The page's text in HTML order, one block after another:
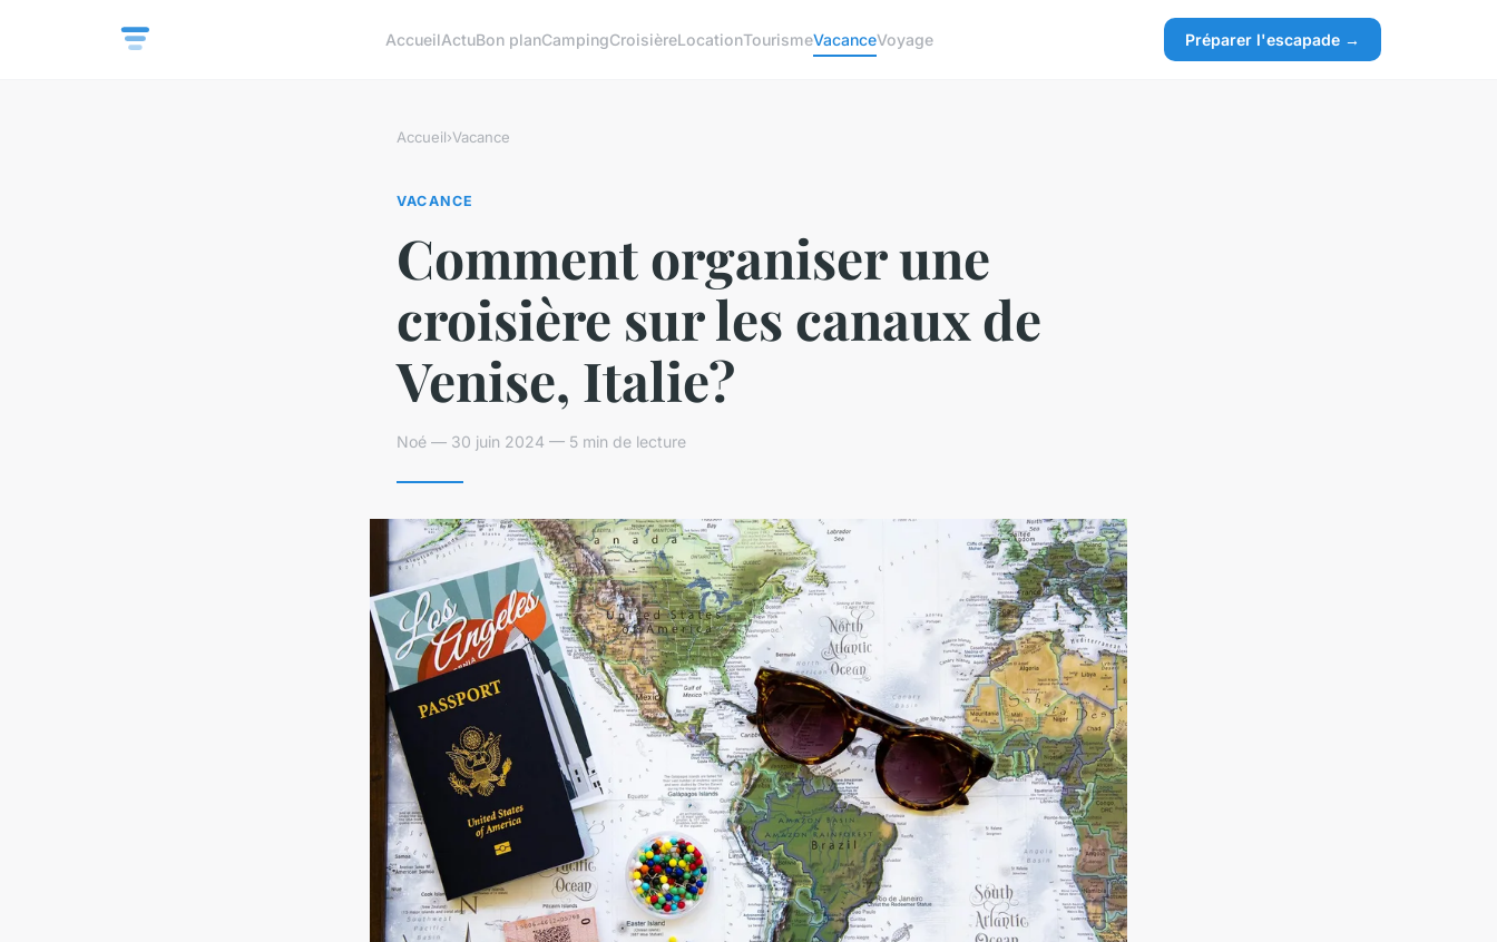
AccueilActuBon planCampingCroisièreLocationTourismeVacanceVoyage Préparer l'escapade →
Accueil›Vacance
VACANCE
Comment organiser une
croisière sur les canaux de
Venise, Italie?
Noé — 30 juin 2024 — 5 min de lecture